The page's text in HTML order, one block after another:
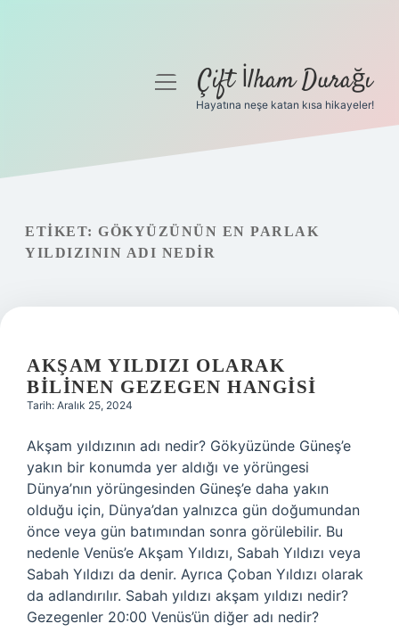
Gizlilik Politikası
Hakkımızda
menüyüÇift İlham Durağı
Hayatına neşe katan kısa hikayeler!
ETIKET: GÖKYÜZÜNÜN EN PARLAK
YILDIZININ ADI NEDIR
AKŞAM YILDIZI OLARAK
BILINEN GEZEGEN HANGISI
Tarih: Aralık 25, 2024
Akşam yıldızının adı nedir? Gökyüzünde Güneş’e
yakın bir konumda yer aldığı ve yörüngesi
Dünya’nın yörüngesinden Güneş’e daha yakın
olduğu için, Dünya’dan yalnızca gün doğumundan
önce veya gün batımından sonra görülebilir. Bu
nedenle Venüs’e Akşam Yıldızı, Sabah Yıldızı veya
Sabah Yıldızı da denir. Ayrıca Çoban Yıldızı olarak
da adlandırılır. Sabah yıldızı akşam yıldızı nedir?
Gezegenler 20:00 Venüs’ün diğer adı nedir?